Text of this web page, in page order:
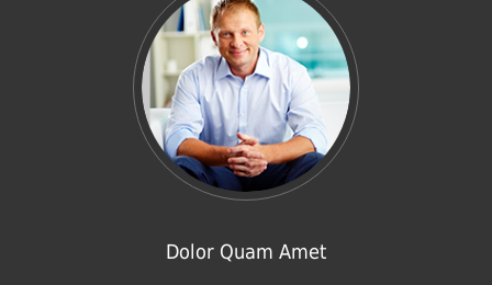
Dolor Quam Amet